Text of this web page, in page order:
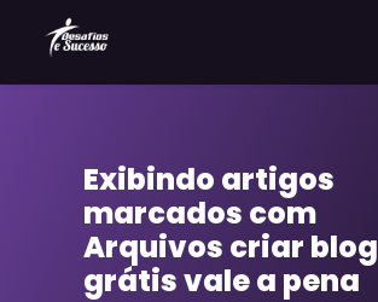
Serviços
Sobre Desafios e Sucesso
Exibindo artigos
marcados com
Arquivos criar blog
grátis vale a pena